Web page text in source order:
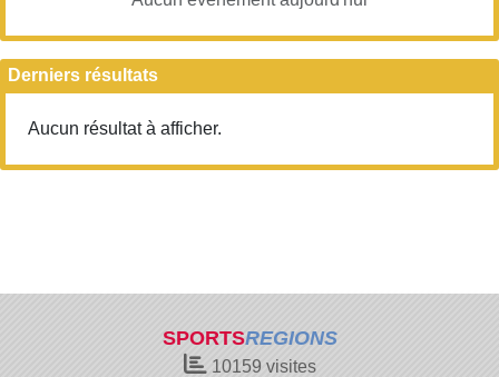
Derniers résultats
Aucun résultat à afficher.
SPORTSREGIONS
10159 visites